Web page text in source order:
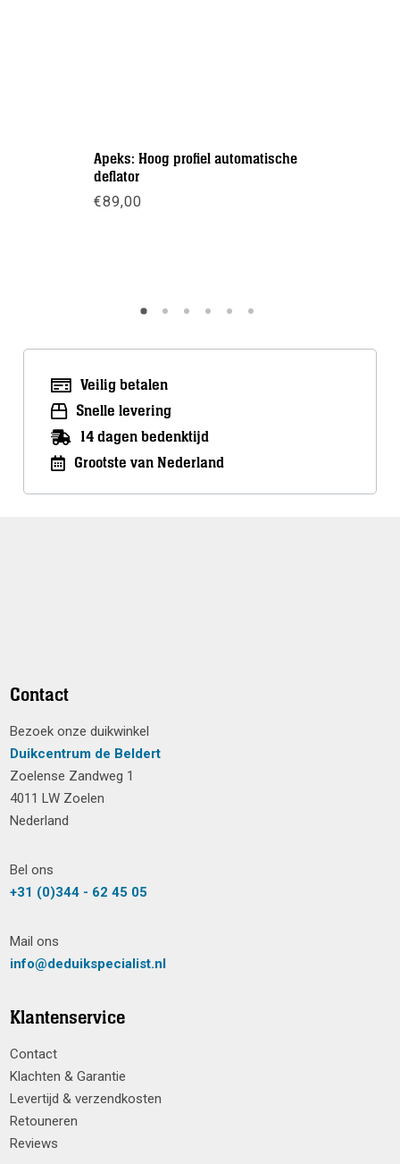
Apeks: Hoog profiel automatische
deflator
€89,00
Veilig betalen
Snelle levering
14 dagen bedenktijd
Grootste van Nederland
Contact
Bezoek onze duikwinkel
Duikcentrum de Beldert
Zoelense Zandweg 1
4011 LW Zoelen
Nederland
Bel ons
+31 (0)344 - 62 45 05
Mail ons
info@deduikspecialist.nl
Klantenservice
Contact
Klachten & Garantie
Levertijd & verzendkosten
Retouneren
Reviews